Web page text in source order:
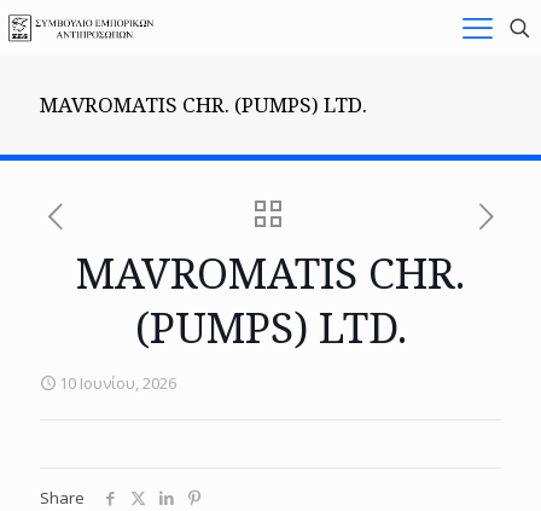
MAVROMATIS CHR. (PUMPS) LTD.
MAVROMATIS CHR.
(PUMPS) LTD.
10 Ιουνίου, 2026
Share